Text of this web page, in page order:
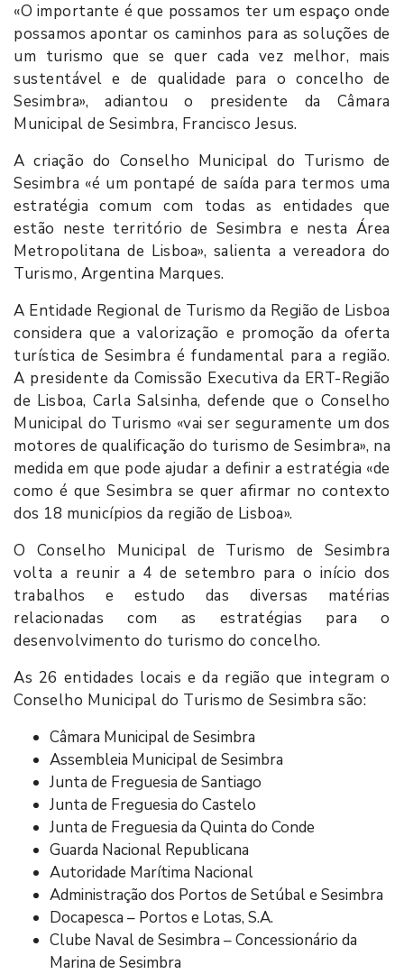
«O importante é que possamos ter um espaço onde
possamos apontar os caminhos para as soluções de
um turismo que se quer cada vez melhor, mais
sustentável e de qualidade para o concelho de
Sesimbra», adiantou o presidente da Câmara
Municipal de Sesimbra, Francisco Jesus.
A criação do Conselho Municipal do Turismo de
Sesimbra «é um pontapé de saída para termos uma
estratégia comum com todas as entidades que
estão neste território de Sesimbra e nesta Área
Metropolitana de Lisboa», salienta a vereadora do
Turismo, Argentina Marques.
A Entidade Regional de Turismo da Região de Lisboa
considera que a valorização e promoção da oferta
turística de Sesimbra é fundamental para a região.
A presidente da Comissão Executiva da ERT-Região
de Lisboa, Carla Salsinha, defende que o Conselho
Municipal do Turismo «vai ser seguramente um dos
motores de qualificação do turismo de Sesimbra», na
medida em que pode ajudar a definir a estratégia «de
como é que Sesimbra se quer afirmar no contexto
dos 18 municípios da região de Lisboa».
O Conselho Municipal de Turismo de Sesimbra
volta a reunir a 4 de setembro para o início dos
trabalhos e estudo das diversas matérias
relacionadas com as estratégias para o
desenvolvimento do turismo do concelho.
As 26 entidades locais e da região que integram o
Conselho Municipal do Turismo de Sesimbra são:
Câmara Municipal de Sesimbra
Assembleia Municipal de Sesimbra
Junta de Freguesia de Santiago
Junta de Freguesia do Castelo
Junta de Freguesia da Quinta do Conde
Guarda Nacional Republicana
Autoridade Marítima Nacional
Administração dos Portos de Setúbal e Sesimbra
Docapesca – Portos e Lotas, S.A.
Clube Naval de Sesimbra – Concessionário da
Marina de Sesimbra